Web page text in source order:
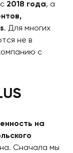
2018 года, а
. Для многих
не в
с
на
Сначала мы